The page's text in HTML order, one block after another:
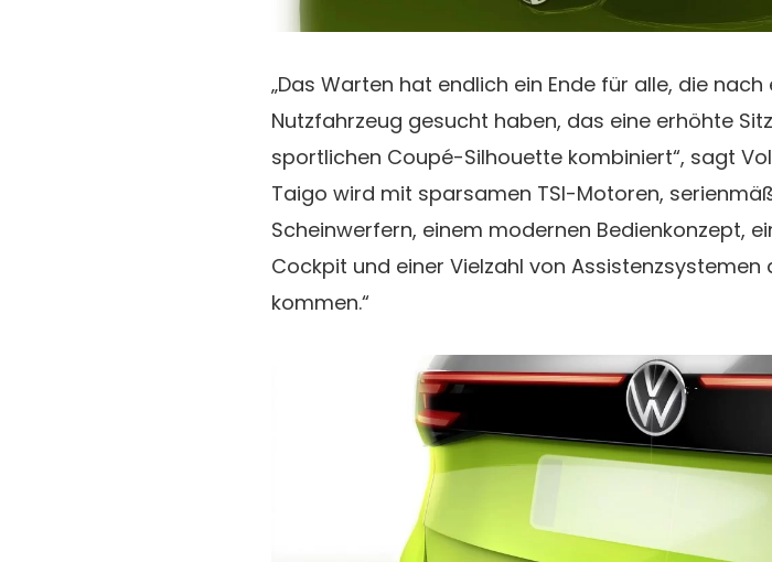
„Das Warten hat endlich ein Ende für alle, die
Nutzfahrzeug gesucht haben, das eine erhöhte
sportlichen Coupé-Silhouette kombiniert“, sagt
Taigo wird mit sparsamen TSI-Motoren,
Scheinwerfern, einem modernen Bedienkonzept,
Cockpit und einer Vielzahl von Assistenzsystemen
kommen.“